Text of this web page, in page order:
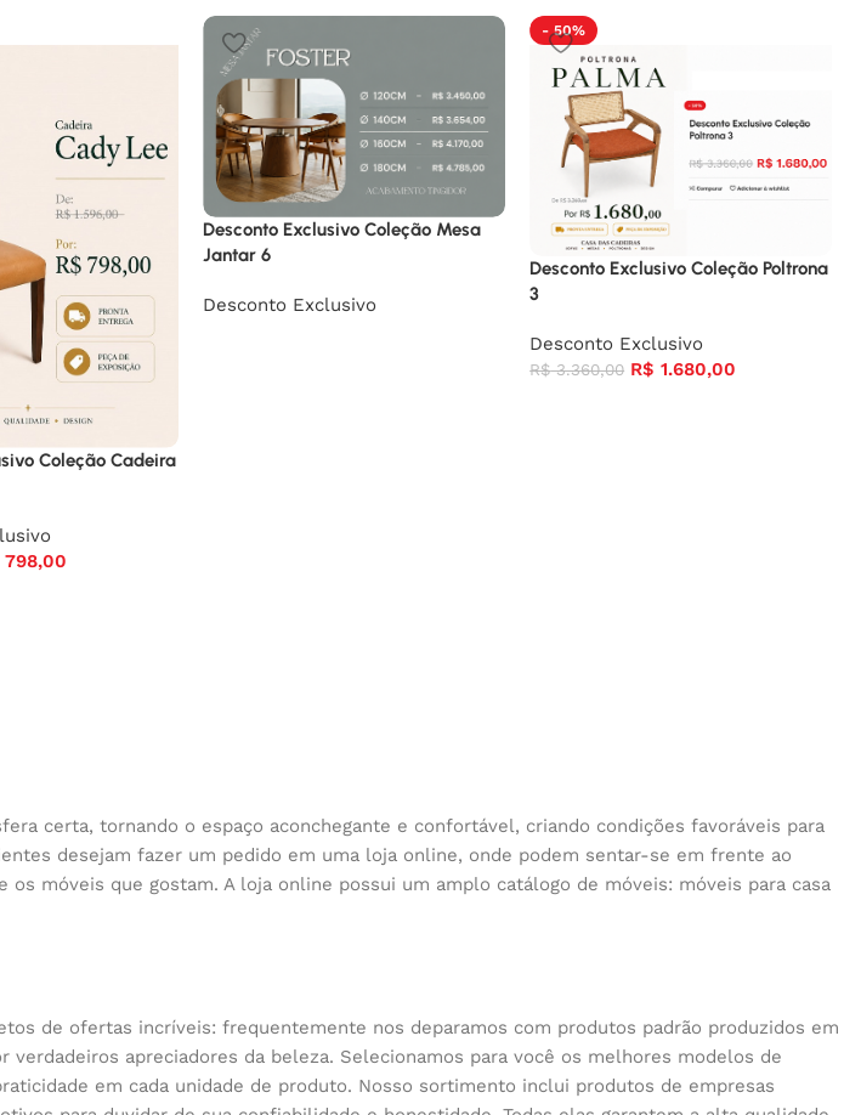
Coleção Cadeira
798,00
Desconto Exclusivo Coleção Mesa
Jantar 6
Desconto Exclusivo
- 50%
Desconto Exclusivo Coleção Poltrona
3
Desconto Exclusivo
R$3.360,00 R$ 1.680,00
certa, tornando o espaço aconchegante e confortável, criando condições favoráveis para
desejam fazer um pedido em uma loja online, onde podem sentar-se em frente ao
móveis que gostam. A loja online possui um amplo catálogo de móveis: móveis para casa
de ofertas incríveis: frequentemente nos deparamos com produtos padrão produzidos em
apreciadores da beleza. Selecionamos para você os melhores modelos de
em cada unidade de produto. Nosso sortimento inclui produtos de empresas